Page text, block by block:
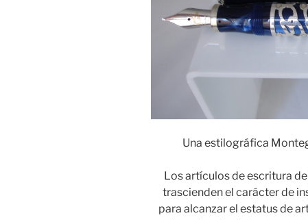
Una estilográfica
Los artículos de escritura
trascienden el carácter de
para alcanzar el estatus de